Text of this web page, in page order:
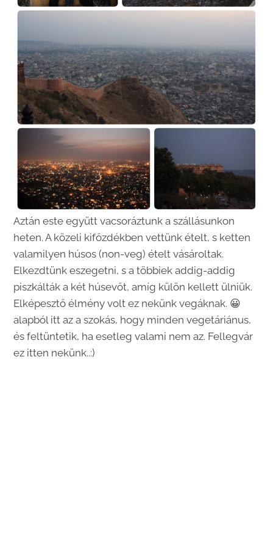
Aztán este együtt vacsoráztunk a szállásunkon
heten. A közeli kifőzdékben vettünk ételt, s ketten
valamilyen húsos (non-veg) ételt vásároltak.
Elkezdtünk eszegetni, s a többiek addig-addig
piszkálták a két húsevőt, amíg külön kellett ülniük.
Elképesztő élmény volt ez nekünk vegáknak. 😀
alapból itt az a szokás, hogy minden vegetáriánus,
és feltüntetik, ha esetleg valami nem az. Fellegvár
ez itten nekünk..:)